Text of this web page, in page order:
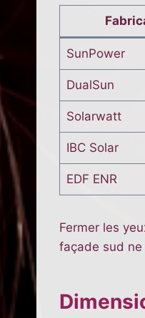
SunPower
DualSun
Solarwatt
IBC Solar
EDF ENR
Fermer les
façade sud ne